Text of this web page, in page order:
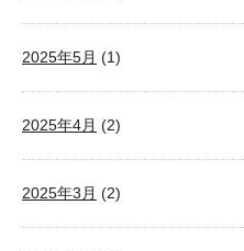
2025年5月 (1)
2025年4月 (2)
2025年3月 (2)